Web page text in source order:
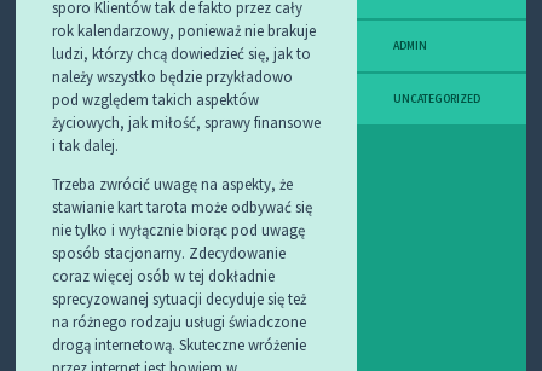
sporo Klientów tak de fakto przez cały
rok kalendarzowy, ponieważ nie brakuje
ludzi, którzy chcą dowiedzieć się, jak to
należy wszystko będzie przykładowo
pod względem takich aspektów
życiowych, jak miłość, sprawy finansowe
i tak dalej.
Trzeba zwrócić uwagę na aspekty, że
stawianie kart tarota może odbywać się
nie tylko i wyłącznie biorąc pod uwagę
sposób stacjonarny. Zdecydowanie
coraz więcej osób w tej dokładnie
sprecyzowanej sytuacji decyduje się też
na różnego rodzaju usługi świadczone
drogą internetową. Skuteczne wróżenie
przez internet jest bowiem w
ADMIN
UNCATEGORIZED